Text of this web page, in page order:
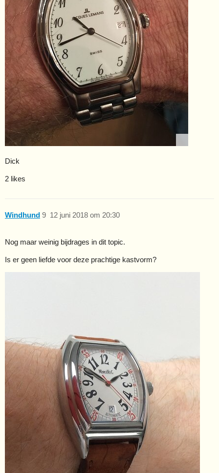
Dick
2 likes
Windhund 12 juni 2018 om 20:30
9
Nog maar weinig bijdrages in dit topic.
Is er geen liefde voor deze prachtige kastvorm?